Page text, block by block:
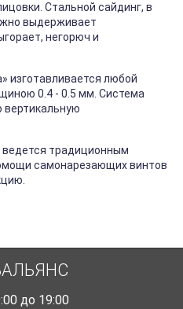
Стальной сайдинг, в
выдерживает
негорюч и
изготавливается любой
0.4 - 0.5 мм. Система
вертикальную
традиционным
самонарезающих винтов
до 19:00